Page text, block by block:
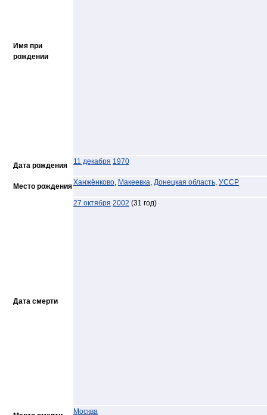
Имя при
рождении
Дата рождения 11 декабря 1970
Место рожденияХанжёнково, Макеевка, Донецкая область, УССР
Дата смерти
27 октября 2002 (31 год)
Москва